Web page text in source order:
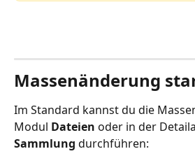
Massenänderung
Im Standard kannst du die
Modul Dateien oder in der
Sammlung durchführen: